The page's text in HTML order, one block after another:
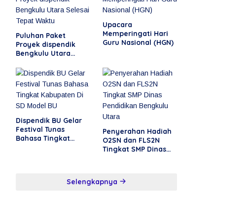
Puluhan Paket
Proyek dispendik
Bengkulu Utara
Upacara
Memperingati Hari
Guru Nasional (HGN)
Dispendik BU Gelar
Festival Tunas
Bahasa Tingkat
Penyerahan Hadiah
O2SN dan FLS2N
Tingkat SMP Dinas
Selengkapnya